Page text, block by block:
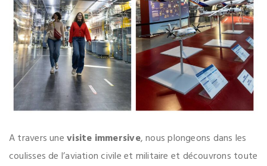
A travers unevisite immersive, nous plongeons dans les
coulisses de l’aviation civile et militaire et découvrons toute